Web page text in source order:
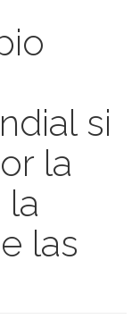
si
la
la
las